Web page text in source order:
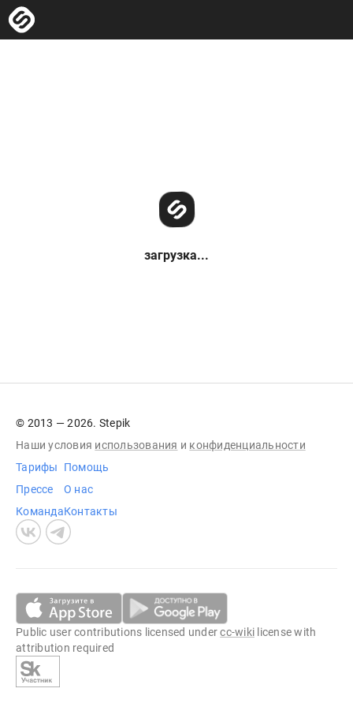
загрузка...
© 2013 — 2026. Stepik
Наши условия использования и конфиденциальности
Тарифы
Прессе
Команда
Помощь
О нас
Контакты
Public user contributions licensed undercc-wiki license with
attribution required